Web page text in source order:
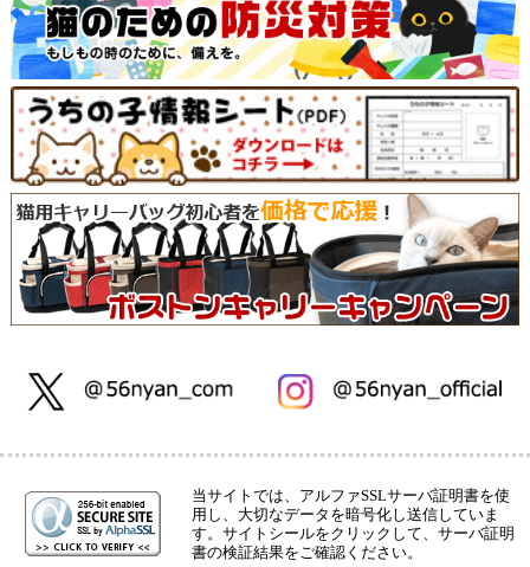
当サイトでは、アルファSSLサーバ証明書を使
用し、大切なデータを暗号化し送信していま
す。サイトシールをクリックして、サーバ証明
書の検証結果をご確認ください。